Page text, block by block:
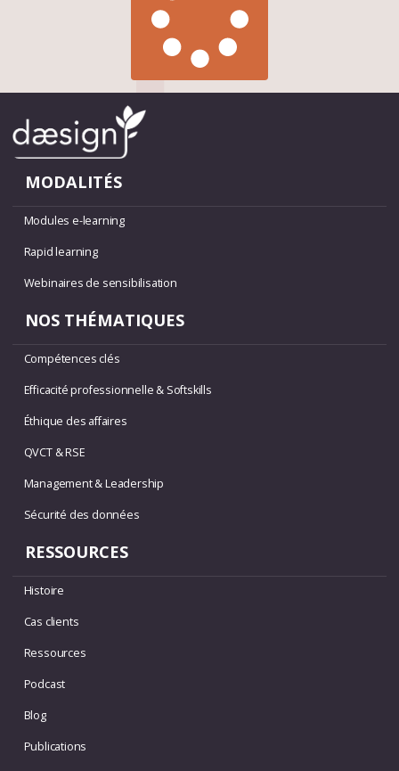
MODALITÉS
Modules e-learning
Rapid learning
Webinaires de sensibilisation
NOS THÉMATIQUES
Compétences clés
Efficacité professionnelle & Softskills
Éthique des affaires
QVCT & RSE
Management & Leadership
Sécurité des données
RESSOURCES
Histoire
Cas clients
Ressources
Podcast
Blog
Publications